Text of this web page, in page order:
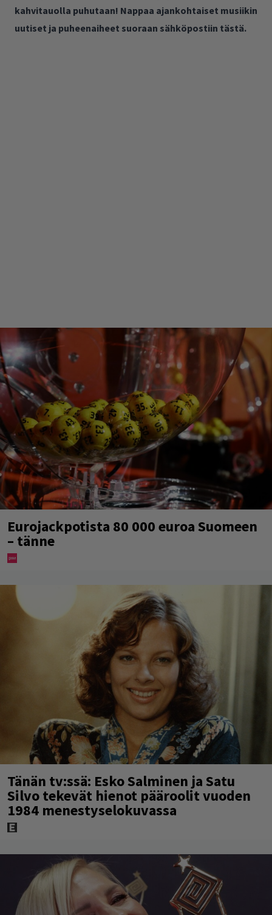
kahvitauolla puhutaan! Nappaa ajankohtaiset musiikin
uutiset ja puheenaiheet suoraan sähköpostiin tästä.
Eurojackpotista 80 000 euroa Suomeen
– tänne
Tänän tv:ssä: Esko Salminen ja Satu
Silvo tekevät hienot pääroolit vuoden
1984 menestyselokuvassa